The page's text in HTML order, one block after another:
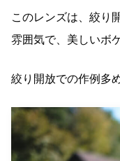
このレンズは、絞り
雰囲気で、美しいボ
絞り開放での作例多